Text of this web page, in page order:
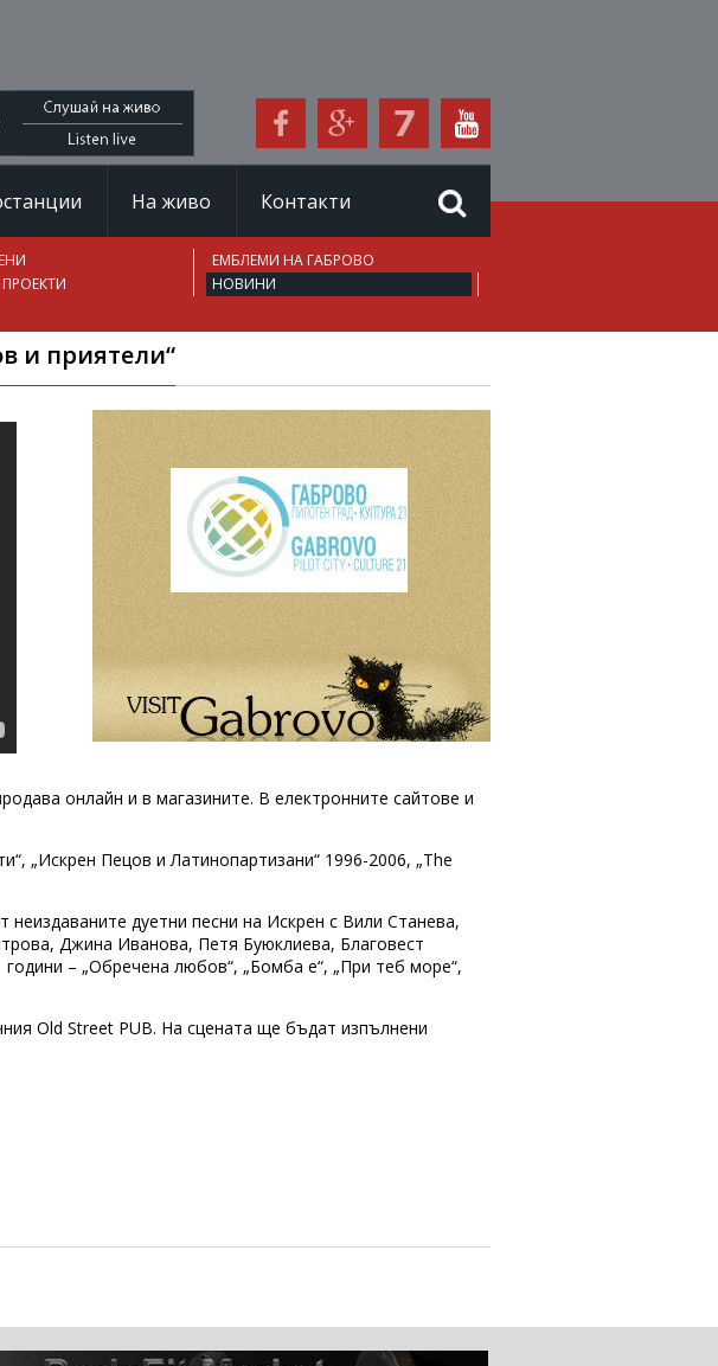
На живо Контакти
ЕМБЛЕМИ НА ГАБРОВО
НОВИНИ
и приятели“
онлайн и в магазините. В електронните сайтове и
„Искрен Пецов и Латинопартизани“ 1996-2006, „The
дуетни песни на Искрен с Вили Станева,
Джина Иванова, Петя Буюклиева, Благовест
– „Обречена любов“, „Бомба е“, „При теб море“,
Old Street PUB. На сцената ще бъдат изпълнени